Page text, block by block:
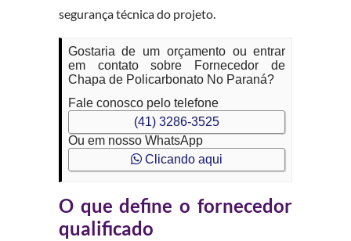
segurança técnica do projeto.
Gostaria de um orçamento ou entrar
em contato sobre Fornecedor de
Chapa de Policarbonato No Paraná?
Fale conosco pelo telefone
(41) 3286-3525
Ou em nosso WhatsApp
Clicando aqui
O que define o fornecedor
qualificado